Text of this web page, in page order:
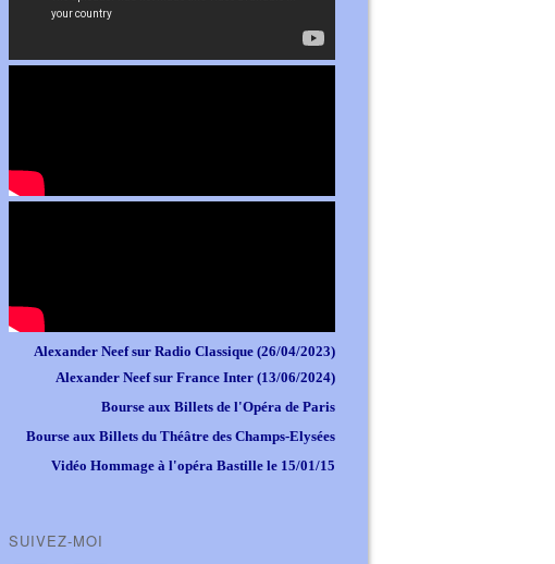
Alexander Neef sur Radio Classique (26/04/2023)
Alexander Neef sur France Inter (13/06/2024)
Bourse aux Billets de l'Opéra de Paris
Bourse aux Billets du Théâtre des Champs-Elysées
Vidéo Hommage à l'opéra Bastille le 15/01/15
SUIVEZ-MOI